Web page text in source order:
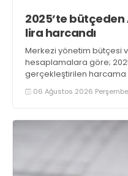
2025’te bütçeden
lira harcandı
Merkezi yönetim bütçesi
hesaplamalara göre;
gerçekleştirilen harcama
Ar-Ge harcamalarının
içerisindeki oranı yüzde
06 Ağustos 2026 Perşembe